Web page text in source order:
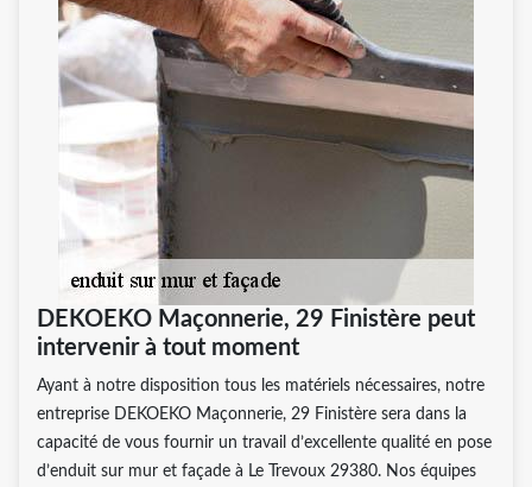
DEKOEKO Maçonnerie, 29 Finistère peut
intervenir à tout moment
Ayant à notre disposition tous les matériels nécessaires, notre
entreprise DEKOEKO Maçonnerie, 29 Finistère sera dans la
capacité de vous fournir un travail d’excellente qualité en pose
d’enduit sur mur et façade à Le Trevoux 29380. Nos équipes